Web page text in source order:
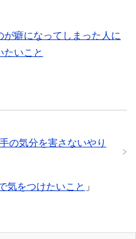
が癖になってしまった人に
たいこと
の気分を害さないやり
気をつけたいこと 」